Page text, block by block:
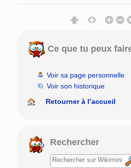
Ce que tu peux
Voir sa page personnelle
Voir son historique
Retourner à l’accueil
Rechercher